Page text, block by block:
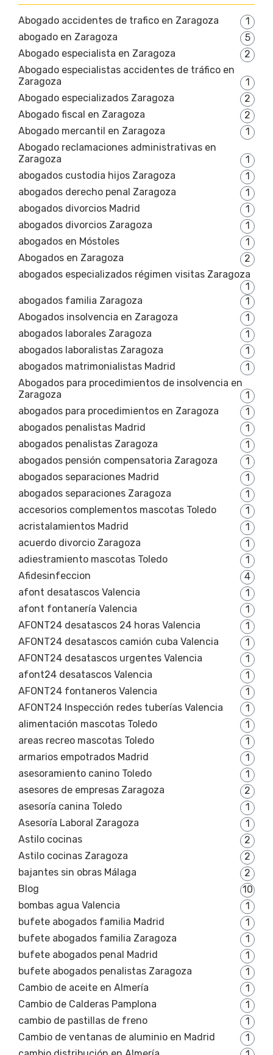
Abogado accidentes de trafico en Zaragoza
1
abogado en Zaragoza
5
Abogado especialista en Zaragoza
2
Abogado especialistas accidentes de tráfico en
Zaragoza
1
Abogado especializados Zaragoza
2
Abogado fiscal en Zaragoza
2
Abogado mercantil en Zaragoza
1
Abogado reclamaciones administrativas en
Zaragoza
1
abogados custodia hijos Zaragoza
1
abogados derecho penal Zaragoza
1
abogados divorcios Madrid
1
abogados divorcios Zaragoza
1
abogados en Móstoles
1
Abogados en Zaragoza
2
abogados especializados régimen visitas Zaragoza
1
abogados familia Zaragoza
1
Abogados insolvencia en Zaragoza
1
abogados laborales Zaragoza
1
abogados laboralistas Zaragoza
1
abogados matrimonialistas Madrid
1
Abogados para procedimientos de insolvencia en
Zaragoza
1
abogados para procedimientos en Zaragoza
1
abogados penalistas Madrid
1
abogados penalistas Zaragoza
1
abogados pensión compensatoria Zaragoza
1
abogados separaciones Madrid
1
abogados separaciones Zaragoza
1
accesorios complementos mascotas Toledo
1
acristalamientos Madrid
1
acuerdo divorcio Zaragoza
1
adiestramiento mascotas Toledo
1
Afidesinfeccion
4
afont desatascos Valencia
1
afont fontanería Valencia
1
AFONT24 desatascos 24 horas Valencia
1
AFONT24 desatascos camión cuba Valencia
1
AFONT24 desatascos urgentes Valencia
1
afont24 desatascos Valencia
1
AFONT24 fontaneros Valencia
1
AFONT24 Inspección redes tuberías Valencia
1
alimentación mascotas Toledo
1
areas recreo mascotas Toledo
1
armarios empotrados Madrid
1
asesoramiento canino Toledo
1
asesores de empresas Zaragoza
2
asesoría canina Toledo
1
Asesoría Laboral Zaragoza
1
Astilo cocinas
2
Astilo cocinas Zaragoza
2
bajantes sin obras Málaga
2
Blog
10
bombas agua Valencia
1
bufete abogados familia Madrid
1
bufete abogados familia Zaragoza
1
bufete abogados penal Madrid
1
bufete abogados penalistas Zaragoza
1
Cambio de aceite en Almería
1
Cambio de Calderas Pamplona
1
cambio de pastillas de freno
1
Cambio de ventanas de aluminio en Madrid
1